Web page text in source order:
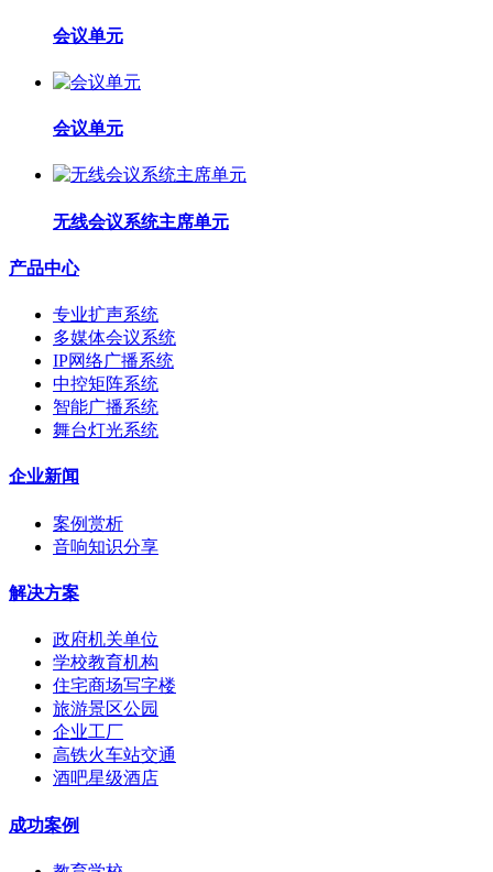
会议单元
会议单元
无线会议系统主席单元
产品中心
专业扩声系统
多媒体会议系统
IP网络广播系统
中控矩阵系统
智能广播系统
舞台灯光系统
企业新闻
案例赏析
音响知识分享
解决方案
政府机关单位
学校教育机构
住宅商场写字楼
旅游景区公园
企业工厂
高铁火车站交通
酒吧星级酒店
成功案例